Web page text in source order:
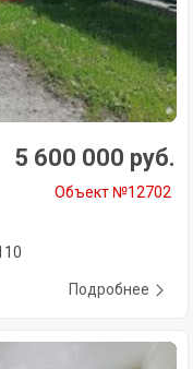
5 600 000 руб.
Объект №12702
Подробнее